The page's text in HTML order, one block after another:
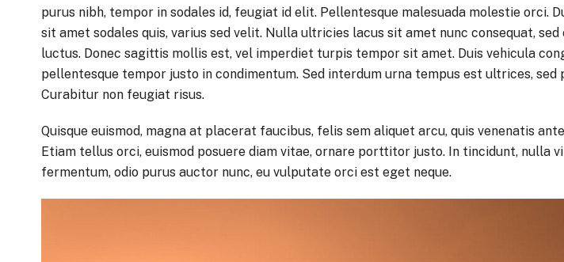
purus nibh, tempor in sodales id, feugiat id elit. Pellentesque malesuada molestie orci.
sit amet sodales quis, varius sed velit. Nulla ultricies lacus sit amet nunc consequat, sed
luctus. Donec sagittis mollis est, vel imperdiet turpis tempor sit amet. Duis vehicula
pellentesque tempor justo in condimentum. Sed interdum urna tempus est ultrices,
Curabitur non feugiat risus.
Quisque euismod, magna at placerat faucibus, felis sem aliquet arcu, quis venenatis
Etiam tellus orci, euismod posuere diam vitae, ornare porttitor justo. In tincidunt, nulla
fermentum, odio purus auctor nunc, eu vulputate orci est eget neque.